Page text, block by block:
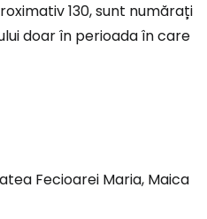
130, sunt numărați
doar în perioada în care
Fecioarei Maria, Maica